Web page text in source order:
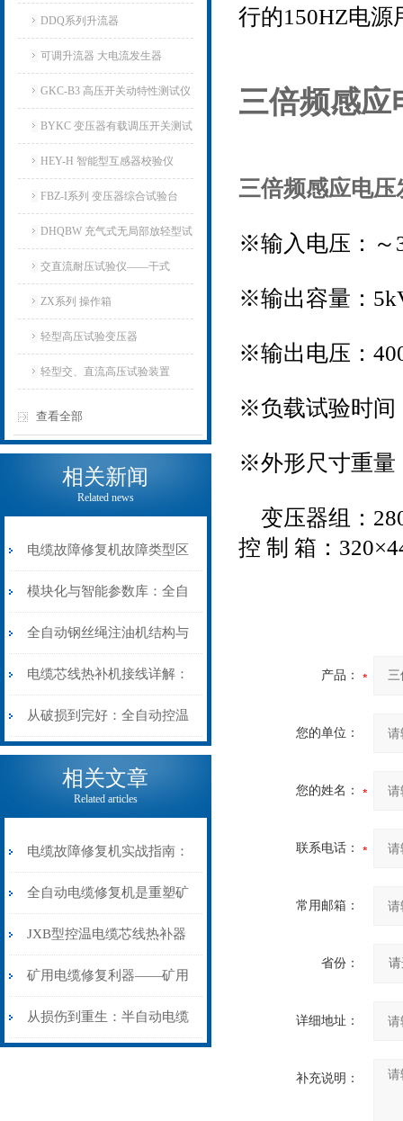
试仪
DDQ系列升流器
可调升流器 大电流发生器
GKC-B3 高压开关动特性测试仪
BYKC 变压器有载调压开关测试
仪
HEY-H 智能型互感器校验仪
FBZ-I系列 变压器综合试验台
DHQBW 充气式无局部放轻型试
验变压器
交直流耐压试验仪——干式
ZX系列 操作箱
轻型高压试验变压器
轻型交、直流高压试验装置
查看全部
相关新闻
Related news
电缆故障修复机故障类型区
分指南：从“绝缘电
阻”到“波形特征”的精准诊
断逻辑
模块化与智能参数库：全自
动电缆修复机的快速换型逻
辑
全自动钢丝绳注油机结构与
工作原理：揭秘高效润滑的
机械密码
电缆芯线热补机接线详解：
从入门到精通
从破损到完好：全自动控温
电缆热补机的核心价值
相关文章
Related articles
电缆故障修复机实战指南：
从“盲测”到“精确定点”的三
步作业法
全自动电缆修复机是重塑矿
山电力动脉的“智能外科医
生”
JXB型控温电缆芯线热补器
安装与接线：精准修复的工
艺基石
矿用电缆修复利器——矿用
电缆热补机智能控温，安全
从损伤到重生：半自动电缆
行的150HZ电源
三倍频感应
三倍频感应电压
※输入电压：～
※输出容量：
※输出电压：
※负载试验时间
※外形尺寸重量
变压器组：
控 制 箱：
产品：
您的单位：
您的姓名：
联系电话：
常用邮箱：
省份：
详细地址：
补充说明：